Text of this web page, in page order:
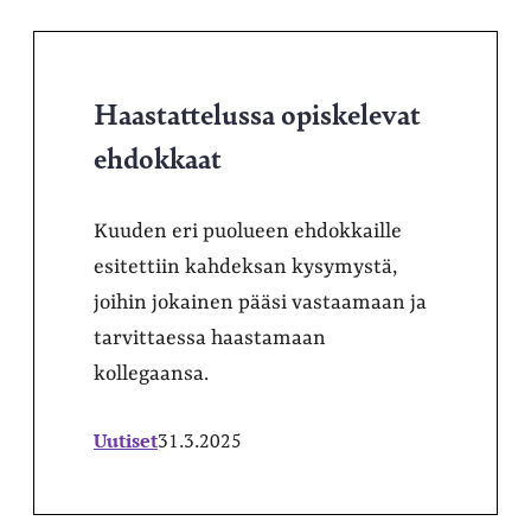
Haastattelussa opiskelevat
ehdokkaat
Kuuden eri puolueen ehdokkaille
esitettiin kahdeksan kysymystä,
joihin jokainen pääsi vastaamaan ja
tarvittaessa haastamaan
kollegaansa.
Uutiset31.3.2025